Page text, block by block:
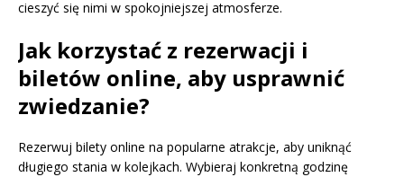
cieszyć się nimi w spokojniejszej atmosferze.
Jak korzystać z rezerwacji i
biletów online, aby usprawnić
zwiedzanie?
Rezerwuj bilety online na popularne atrakcje, aby uniknąć
długiego stania w kolejkach. Wybieraj konkretną godzinę